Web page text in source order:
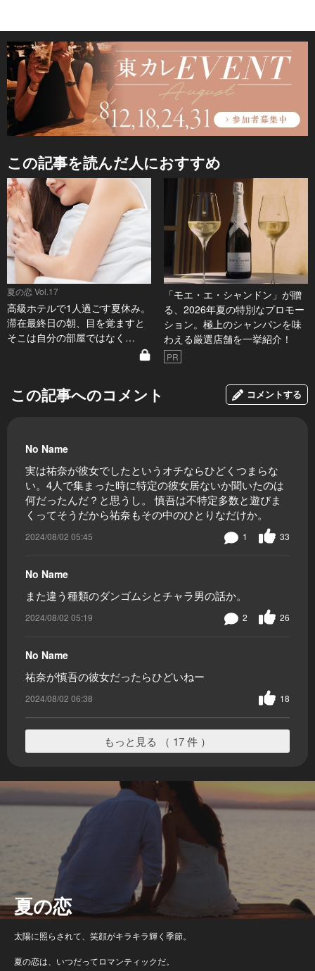
この記事を読んだ人におすすめ
夏の恋 Vol.17
高級ホテルで1人過ごす夏休み。
滞在最終日の朝、目を覚ますと
そこは自分の部屋ではなく…
「モエ・エ・シャンドン」が贈
る、2026年夏の特別なプロモー
ション。極上のシャンパンを味
わえる厳選店舗を一挙紹介！
PR
この記事へのコメント コメントする
No Name
実は祐奈が彼女でしたというオチならひどくつまらな
い。4人で集まった時に特定の彼女居ないか聞いたのは
何だったんだ？と思うし。 慎吾は不特定多数と遊びま
くってそうだから祐奈もその中のひとりなだけか。
2024/08/02 05:45 33
1
No Name
また違う種類のダンゴムシとチャラ男の話か。
2024/08/02 05:19 26
2
No Name
祐奈が慎吾の彼女だったらひどいねー
2024/08/02 06:38 18
もっと見る （ 17 件 ）
夏の恋
太陽に照らされて、笑顔がキラキラ輝く季節。
夏の恋は、いつだってロマンティックだ。